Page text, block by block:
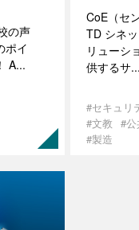
の声
ポイ
A...
CoE（セ
TD シネ
リューシ
供するサ...
#セキュリ
#文教 #公
#製造